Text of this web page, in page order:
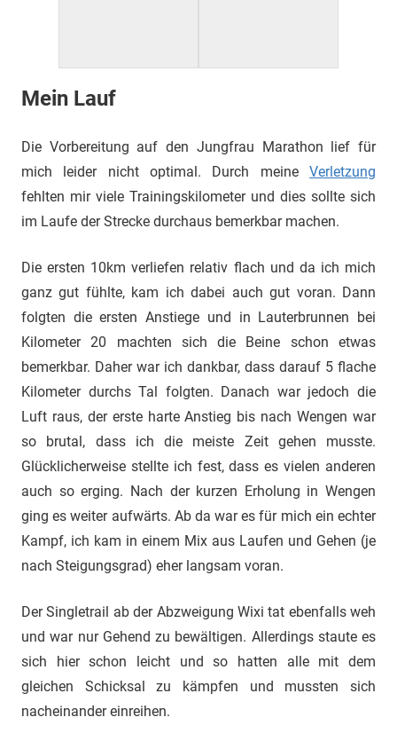
Mein Lauf
Die Vorbereitung auf den Jungfrau Marathon lief für
mich leider nicht optimal. Durch meine Verletzung
fehlten mir viele Trainingskilometer und dies sollte sich
im Laufe der Strecke durchaus bemerkbar machen.
Die ersten 10km verliefen relativ flach und da ich mich
ganz gut fühlte, kam ich dabei auch gut voran. Dann
folgten die ersten Anstiege und in Lauterbrunnen bei
Kilometer 20 machten sich die Beine schon etwas
bemerkbar. Daher war ich dankbar, dass darauf 5 flache
Kilometer durchs Tal folgten. Danach war jedoch die
Luft raus, der erste harte Anstieg bis nach Wengen war
so brutal, dass ich die meiste Zeit gehen musste.
Glücklicherweise stellte ich fest, dass es vielen anderen
auch so erging. Nach der kurzen Erholung in Wengen
ging es weiter aufwärts. Ab da war es für mich ein echter
Kampf, ich kam in einem Mix aus Laufen und Gehen (je
nach Steigungsgrad) eher langsam voran.
Der Singletrail ab der Abzweigung Wixi tat ebenfalls weh
und war nur Gehend zu bewältigen. Allerdings staute es
sich hier schon leicht und so hatten alle mit dem
gleichen Schicksal zu kämpfen und mussten sich
nacheinander einreihen.